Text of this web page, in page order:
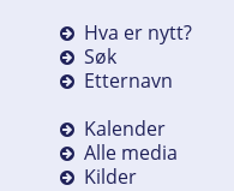
Hva er nytt?
Søk
Etternavn
Kalender
Alle media
Kilder